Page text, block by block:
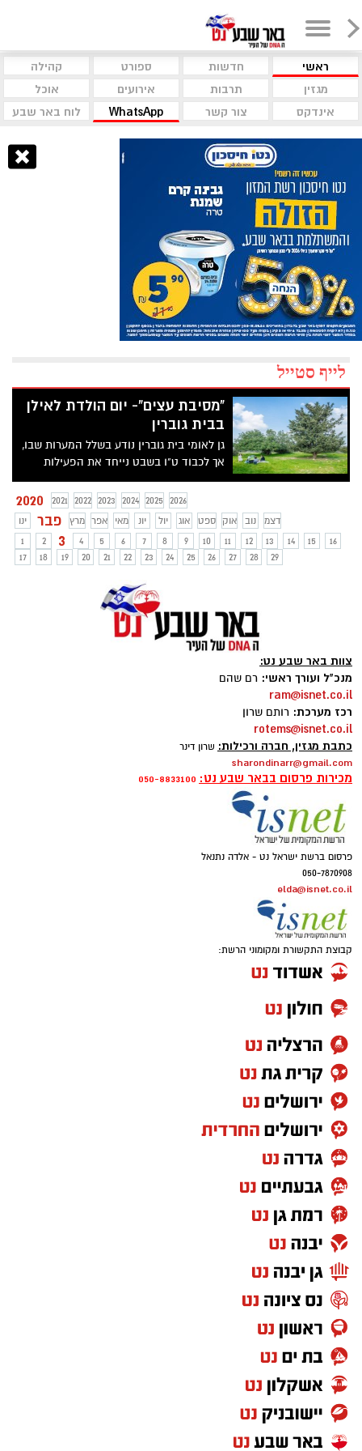
ראשי חדשות ספורט
קהילה
מגזין
תרבות אירועים
אוכל
אינדקס
צור קשר WhatsApp לוח באר שבע
לייף סטייל
"מסיבת עצים"- יום הולדת לאילן
בבית גוברין
גן לאומי בית גוברין נודע בשלל המערות שבו,
אך לכבוד ט"ו בשבט נייחד את הפעילות
לעצים דווקא. בגן הלאומי צומחים עצי חרוב
גדולים ומרשימים, עצי שקד המקשטים אותו
(במיוחד בעונת פריחת השקדיות), עצי תאנה
שדווקא בחורף עומדים ערומים ובכל זאת
צמיחתם מתוך הכוכים והמערות מרשימה, עצי
רימון, עצי אלה, ועוד.
2020 2021 2022 2023 2024 2025
2026
ינו
פבר מרץ אפר מאי יונ יול אוג ספט אוק נוב
דצמ
1
2 3 4 5 6 7 8 9 10 11 12 13 14 15
16
17
18 19 20 21 22 23 24 25 26 27 28 29
צוות באר שבע נט:
מנכ"ל ועורך ראשי: רם שהם
ram@isnet.co.il
רכז מערכת: רותם שרון
rotems@isnet.co.il
כתבת מגזין, חברה ורכילות: שרון דינר
sharondinarr@gmail.com
מכירות פרסום בבאר שבע נט: 050-8833100
פרסום ברשת ישראל נט - אלדה נתנאל
050-7870908
elda@isnet.co.il
קבוצת התקשורת ומקומוני הרשת: